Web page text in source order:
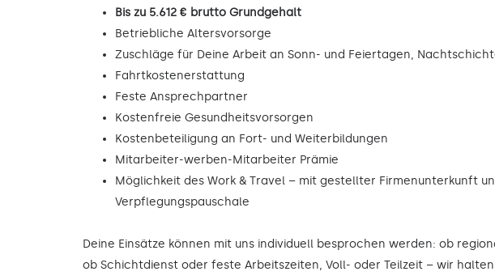
Bis zu 5.612 € brutto Grundgehalt
Betriebliche Altersvorsorge
Zuschläge für Deine Arbeit an Sonn- und Feiertagen,
Fahrtkostenerstattung
Feste Ansprechpartner
Kostenfreie Gesundheitsvorsorgen
Kostenbeteiligung an Fort- und Weiterbildungen
Mitarbeiter-werben-Mitarbeiter Prämie
Möglichkeit des Work & Travel – mit gestellter Firmenunterkunft
Verpflegungspauschale
Deine Einsätze können mit uns individuell besprochen werden: ob
ob Schichtdienst oder feste Arbeitszeiten, Voll- oder Teilzeit – wir